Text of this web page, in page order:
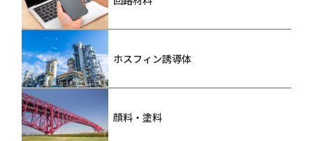
ホスフィン誘導体
顔料・塗料